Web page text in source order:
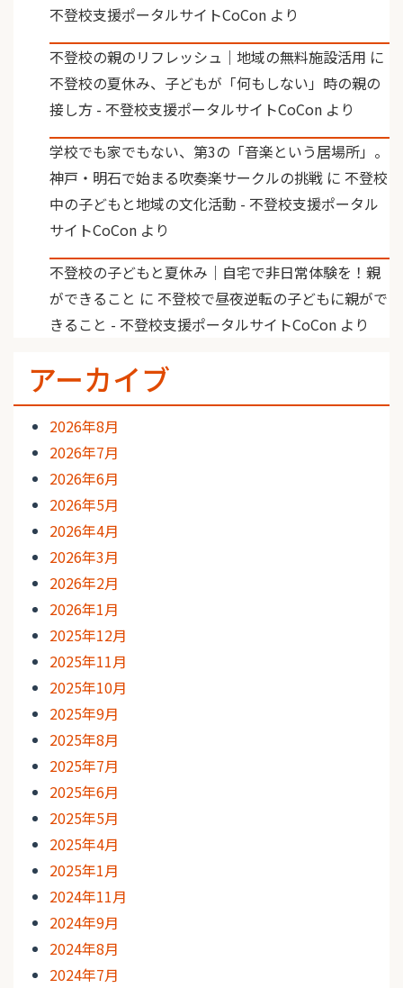
不登校支援ポータルサイトCoCon より
不登校の親のリフレッシュ｜地域の無料施設活用 に
不登校の夏休み、子どもが「何もしない」時の親の
接し方 - 不登校支援ポータルサイトCoCon より
学校でも家でもない、第3の「音楽という居場所」。
神戸・明石で始まる吹奏楽サークルの挑戦 に 不登校
中の子どもと地域の文化活動 - 不登校支援ポータル
サイトCoCon より
不登校の子どもと夏休み｜自宅で非日常体験を！親
ができること に 不登校で昼夜逆転の子どもに親がで
きること - 不登校支援ポータルサイトCoCon より
アーカイブ
2026年8月
2026年7月
2026年6月
2026年5月
2026年4月
2026年3月
2026年2月
2026年1月
2025年12月
2025年11月
2025年10月
2025年9月
2025年8月
2025年7月
2025年6月
2025年5月
2025年4月
2025年1月
2024年11月
2024年9月
2024年8月
2024年7月